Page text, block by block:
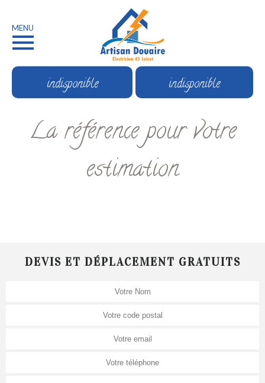
MENU
indisponible indisponible
La référence pour votre
estimation
DEVIS ET DÉPLACEMENT GRATUITS